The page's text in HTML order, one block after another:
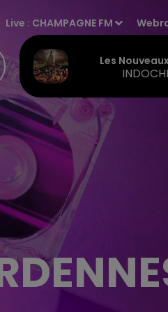
Live : CHAMPAGNE FM
Les